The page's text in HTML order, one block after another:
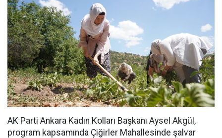
AK Parti Ankara Kadın Kolları Başkanı Aysel Akgül,
program kapsamında Çiğirler Mahallesinde şalvar